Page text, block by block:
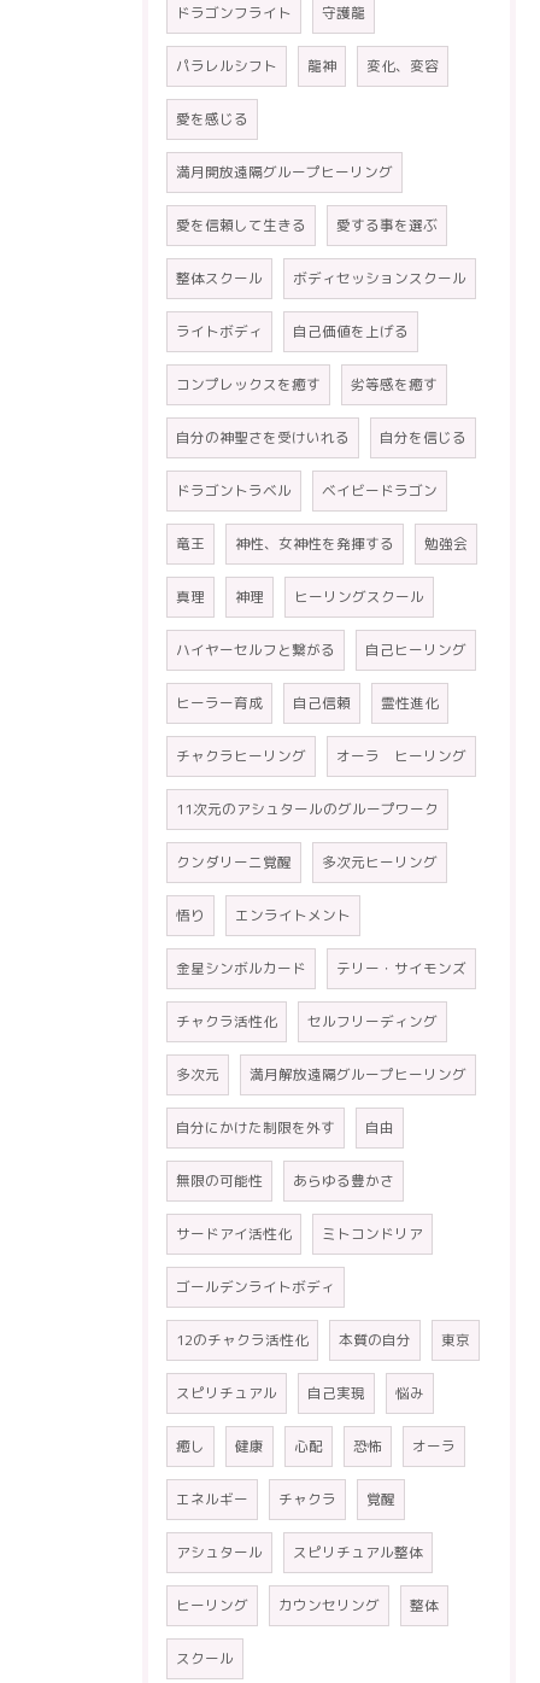
ドラゴンフライト 守護龍
パラレルシフト 龍神 変化、変容
愛を感じる
満月開放遠隔グループヒーリング
愛を信頼して生きる 愛する事を選ぶ
整体スクール ボディセッションスクール
ライトボディ 自己価値を上げる
コンプレックスを癒す 劣等感を癒す
自分の神聖さを受けいれる 自分を信じる
ドラゴントラベル ベイビードラゴン
竜王 神性、女神性を発揮する 勉強会
真理 神理 ヒーリングスクール
ハイヤーセルフと繋がる 自己ヒーリング
ヒーラー育成 自己信頼 霊性進化
チャクラヒーリング オーラ ヒーリング
11次元のアシュタールのグループワーク
クンダリーニ覚醒 多次元ヒーリング
悟り エンライトメント
金星シンボルカード テリー・サイモンズ
チャクラ活性化 セルフリーディング
多次元 満月解放遠隔グループヒーリング
自分にかけた制限を外す 自由
無限の可能性 あらゆる豊かさ
サードアイ活性化 ミトコンドリア
ゴールデンライトボディ
12のチャクラ活性化 本質の自分 東京
スピリチュアル 自己実現 悩み
癒し 健康 心配 恐怖 オーラ
エネルギー チャクラ 覚醒
アシュタール スピリチュアル整体
ヒーリング カウンセリング 整体
スクール